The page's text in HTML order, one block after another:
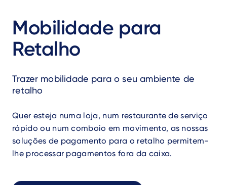
Mobilidade para
Retalho
Trazer mobilidade para o seu ambiente de
retalho
Quer esteja numa loja, num restaurante de serviço
rápido ou num comboio em movimento, as nossas
soluções de pagamento para o retalho permitem-
lhe processar pagamentos fora da caixa.